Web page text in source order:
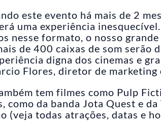
este evento há mais de 2
uma experiência
nesse formato, o nosso
de 400 caixas de som serão
digna dos cinemas e
Flores, diretor de marketing
tem filmes como Pulp
como da banda Jota Quest e da
(veja todas atrações, datas e